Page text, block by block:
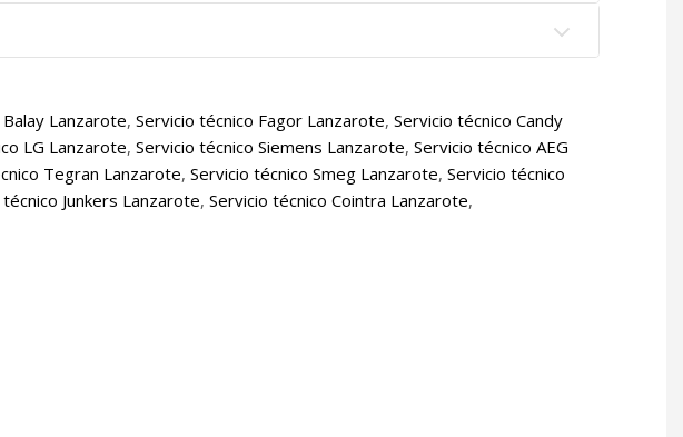
Lanzarote, Servicio técnico Fagor Lanzarote, Servicio técnico Candy
LG Lanzarote, Servicio técnico Siemens Lanzarote, Servicio técnico AEG
Tegran Lanzarote, Servicio técnico Smeg Lanzarote, Servicio técnico
Junkers Lanzarote, Servicio técnico Cointra Lanzarote,